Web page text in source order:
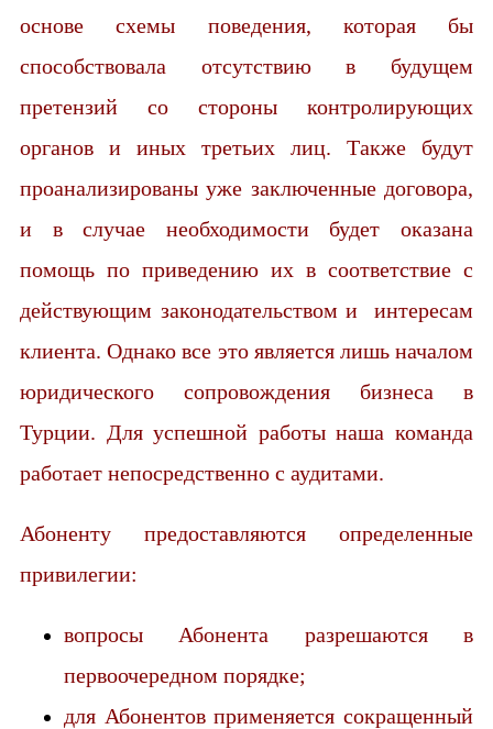
основе схемы поведения, которая бы
способствовала отсутствию в будущем
претензий со стороны контролирующих
органов и иных третьих лиц. Также будут
проанализированы уже заключенные договора,
и в случае необходимости будет оказана
помощь по приведению их в соответствие с
действующим законодательством и интересам
клиента. Однако все это является лишь началом
юридического сопровождения бизнеса в
Турции. Для успешной работы наша команда
работает непосредственно с аудитами.
Абоненту предоставляются определенные
привилегии:
вопросы Абонента разрешаются в
первоочередном порядке;
для Абонентов применяется сокращенный